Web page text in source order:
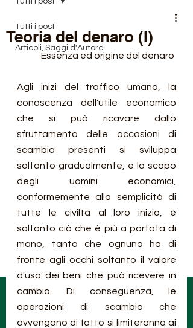
Tutti i post
Articoli, Saggi d'Autore
Teoria del denaro (I)
Essenza ed origine del denaro
Agli inizi del traffico umano, la
conoscenza dell'utile economico
che si può ricavare dallo
sfruttamento delle occasioni di
scambio presenti si sviluppa
soltanto gradualmente, e lo scopo
degli uomini economici,
conformemente alla semplicità di
tutte le civiltà al loro inizio, è
soltanto ciò che è più a portata di
mano, tanto che ognuno ha di
fronte agli occhi soltanto il valore
d'uso dei beni che può ricevere in
cambio. Di conseguenza, le
operazioni di scambio che
avvengono di fatto si limiteranno ai